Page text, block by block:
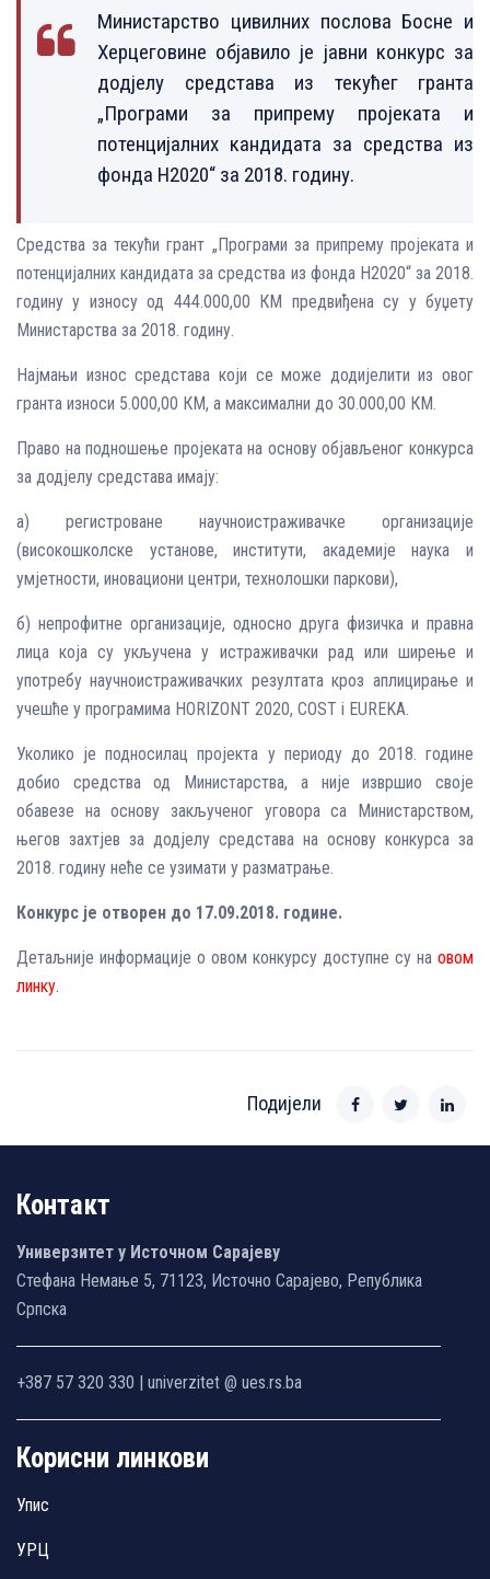
Министарство цивилних послова Босне и
Херцеговине објавило је јавни конкурс за
додјелу средстава из текућег гранта
„Програми за припрему пројеката и
потенцијалних кандидата за средства из
фонда H2020“ за 2018. годину.
Средства за текући грант „Програми за припрему пројеката и
потенцијалних кандидата за средства из фонда H2020“ за 2018.
годину у износу од 444.000,00 КМ предвиђена су у буџету
Министарства за 2018. годину.
Најмањи износ средстава који се може додијелити из овог
гранта износи 5.000,00 КМ, а максимални до 30.000,00 КМ.
Право на подношење пројеката на основу објављеног конкурса
за додјелу средстава имају:
а) регистроване научноистраживачке организације
(високошколске установе, институти, академије наука и
умјетности, иновациони центри, технолошки паркови),
б) непрофитне организације, односно друга физичка и правна
лица која су укључена у истраживачки рад или ширење и
употребу научноистраживачких резултата кроз аплицирање и
учешће у програмима HORIZONT 2020, COST i EUREKA.
Уколико је подносилац пројекта у периоду до 2018. године
добио средства од Министарства, а није извршио своје
обавезе на основу закљученог уговора са Министарством,
његов захтјев за додјелу средстава на основу конкурса за
2018. годину неће се узимати у разматрање.
Конкурс је отворен до 17.09.2018. године.
Детаљније информације о овом конкурсу доступне су на овом
линку.
Подијели
Контакт
Универзитет у Источном Сарајеву
Стефана Немање 5, 71123, Источно Сарајево, Република
Српска
+387 57 320 330 | univerzitet @ ues.rs.ba
Корисни линкови
Упис
УРЦ